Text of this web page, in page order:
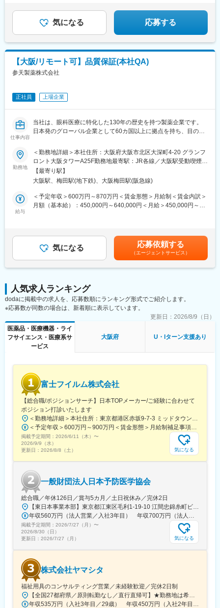
なる点はご相談ください。☆引越し手当支給・借り上げ社宅提供
あり（無料）気になる 応募する
【大阪/リモート可】品質保証(本社QA)
参天製薬株式会社
正社員 上場企業
仕事内容
当社は、眼科医療に特化した130年の歴史を持つ製薬企業です。
日本発のグローバル企業として60カ国以上に拠点を持ち、目の健
供し、世界中の人々の視覚に関わる社会問題に取り組んでいま
す。本ポジションは、本社QA職として活躍頂きます。
■業務内容：
・配属先は、日本国内で製造販売する医療用/一般用医薬品・健康
補助食品の品質保証体制の維持・管理、および海外輸出入品を扱
う本社品質保証機能（グローバル機能）を担っています。
・当社日本法人における GMP/GDP 品質部門の主導役を務め、
改善し、製造管理及び品質管理の適正運用を確認することで、医
療用/一般用医薬品、健康補助食品および治験薬の品質保証を適切
に行うことを基本使命としています。
テムの構築と維持管理および強固なプロセスの構築・標準化に向
けた改善を行う。
・GQP管理基準および手順に準拠した医薬品品質システム（逸
脱/CAPA、変更管理、文書管理、教育訓練、取決めなど）を構
築、維持、改善する
・製造委託先、供給業者管理の運用および継続的な改善を行う。
・日本・海外規制及び標的市場国規制に適合する新製品の上市活
・ターゲット市場要件に基づく海外輸出入品の品質保証業務の実
務およびサポートを行う。
・他社製造販売業者との販売提携製品の品質協定を遵守するとと
もに適正な品質情報の取扱いを行う。
・GDPガイドラインに準拠した医薬品販売業者への医薬品の市販
後納入、保管、供給業務に関する品質保証業務を行う。
・品質KPIsのモニタリング及び継続的改善の推進、マネジメント
への報告を実施する
勤務地
＜勤務地詳細＞本社住所：大阪府大阪市北区大深町4-20 グランフ
ロント大阪タワーA25F勤務地最寄駅：JR各線／大阪駅受動喫煙対
策：屋内全面禁煙変更の範囲：会社の定める事業所（リモートワ
ーク含む）
【最寄り駅】
大阪駅、梅田駅(地下鉄)、大阪梅田駅(阪急線)
給与
＜予定年収＞600万円～870万円＜賃金形態＞月給制＜賃金内訳＞
月額（基本給）：450,000円～640,000円＜月給＞450,000円～
あり、選考を通じて上下する可能性があります。月給(月額)は固定
手当を含めた表記です。
気になる 応募依頼する
（エージェントサービス）
人気求人ランキング
dodaに掲載中の求人を、応募数順にランキング形式でご紹介します。
※応募数が同数の場合は、新着順に表示しています。
更新日： 2026/8/9（日）
医薬品・医療機器・ライ
フサイエンス・医療系サ
ービス
大阪府 U・Iターン支援あり
富士フイルム株式会社
【総合職/ポジションサーチ】日本TOPメーカー/ご経験に合わせて
ポジション打診いたします
＜勤務地詳細＞本社住所：東京都港区赤坂9-7-3 ミッドタウン・ウェスト勤務地最寄駅：東京メトロ日比谷線／都営大江戸線／六本木駅受動喫煙対策：敷地内全面禁煙
＜予定年収＞600万円～900万円＜賃金形態＞月給制補足事項なし＜賃金内訳＞月額（基本給）：300,000円～500,000円＜月給＞300,000円～500,000円＜昇給有無＞有＜残業手当＞有賃金はあくまでも目安の金額であり、選考を通じて上下する可能性があります。月給(月額)は固定手当を含めた表記です。
掲載予定期間： 2026/6/11（木） 〜
2026/9/9（水）
更新日： 2026/8/8（土） 気になる
一般財団法人日本予防医学協会
総合職／年休126日／賞与5カ月／土日祝休み／完休2日
【東日本事業本部】東京都江東区毛利1-19-10 江間忠錦糸町ビル※訪問先からの直行直帰が可能です！＜アクセス＞・JR総武線（快速・各駅停車）／東京メトロ半蔵門線 錦糸町駅より徒歩5分・東京メトロ半蔵門線／都営新宿線 住吉駅より徒歩5分※受動喫煙対策:屋内全面禁煙
年収560万円（法人営業／入社3年目） 年収700万円（法人営業・チームリーダー／入社5年目）
掲載予定期間： 2026/7/27（月） 〜
2026/8/30（日）
更新日： 2026/7/27（月） 気になる
株式会社ヤマシタ
福祉用具のコンサルティング営業／未経験歓迎／完休2日制
【全国27都府県／原則転勤なし／直行直帰可】★勤務地は希望を考慮★拠点により車通勤OK※充足状況により、ご希望の勤務地での募集が終了している場合があります。※転居を伴う転勤の有無は、半年ごとに希望を伺い、選択いただけます。■東北■・宮城県（仙台市）■関東■・東京都（東京23区など）・神奈川県（横浜市など）・埼玉県（さいたま市など）・千葉県（千葉市など）・茨城県（水戸市）・栃木県（宇都宮市／足利市）・群馬県（前橋市）■東海■・愛知県（名古屋市／豊田市／豊橋市／小牧市）・静岡県（静岡市／浜松市／沼津市／焼津市／富士市）・岐阜県（岐阜市）・三重県（四日市市）■信越・北陸■・長野県（長野市）・山梨県（甲府市）・石川県（金沢市）・富山県（富山市）・福井県（福井市）■関西■・大阪府・兵庫県（神戸市／尼崎市／姫路市）・京都府（京都市）・奈良県（奈良市／天理市）・滋賀県（大津市／彦根市）・和歌山県（和歌山市／田辺市）■中国■・広島県（広島市）・岡山県（岡山市）■四国■・香川県（高松市）■九州■・福岡県（福岡市）
年収535万円（入社3年目／29歳） 年収450万円（入社2年目／26歳）